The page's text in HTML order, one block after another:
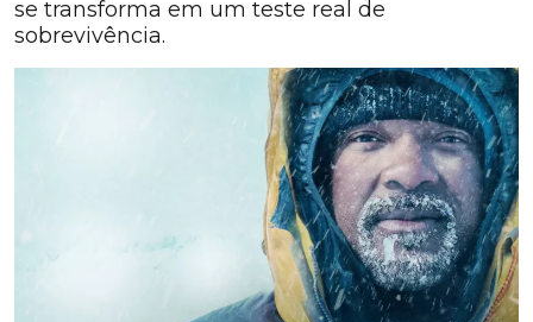
se transforma em um teste real de
sobrevivência.